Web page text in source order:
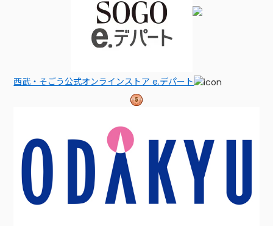
西武・そごう公式オンラインストア e.デパート